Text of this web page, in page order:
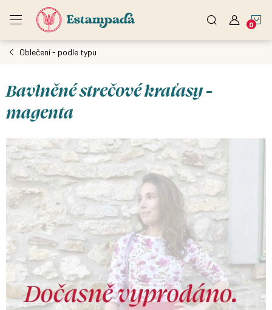
Oblečení - podle typu
Bavlněné strečové kraťasy -
magenta